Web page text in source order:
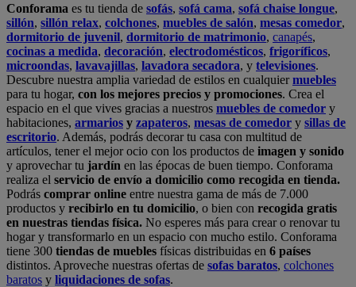
Conforama es tu tienda de sofás, sofá cama, sofá chaise longue,
sillón, sillón relax, colchones, muebles de salón, mesas comedor,
dormitorio de juvenil, dormitorio de matrimonio, canapés,
cocinas a medida, decoración, electrodomésticos, frigoríficos,
microondas, lavavajillas, lavadora secadora, y televisiones.
Descubre nuestra amplia variedad de estilos en cualquiermuebles
para tu hogar, con los mejores precios y promociones. Crea el
espacio en el que vives gracias a nuestros muebles de comedor y
habitaciones, armarios y zapateros, mesas de comedor y sillas de
escritorio. Además, podrás decorar tu casa con multitud de
artículos, tener el mejor ocio con los productos de imagen y sonido
y aprovechar tu jardín en las épocas de buen tiempo. Conforama
realiza el servicio de envío a domicilio como recogida en tienda.
Podrás comprar online entre nuestra gama de más de 7.000
productos y recibirlo en tu domicilio, o bien con recogida gratis
en nuestras tiendas física. No esperes más para crear o renovar tu
hogar y transformarlo en un espacio con mucho estilo. Conforama
tiene 300 tiendas de muebles físicas distribuidas en 6 países
distintos. Aproveche nuestras ofertas de sofas baratos, colchones
baratos y liquidaciones de sofas.